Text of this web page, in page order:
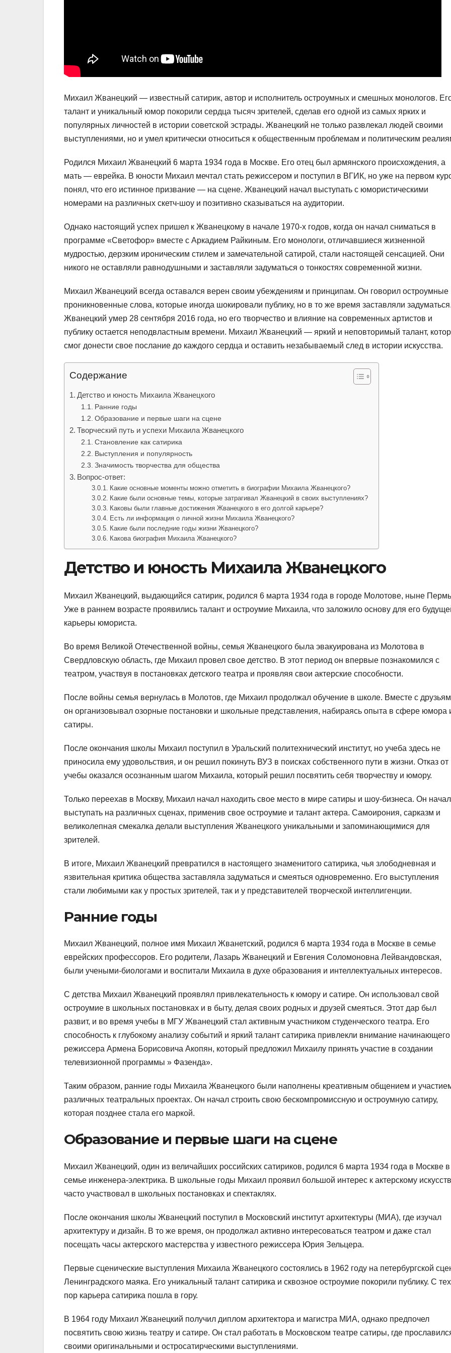
Михаил Жванецкий — известный сатирик, автор и исполнитель остроумных и смешных монологов.
талант и уникальный юмор покорили сердца тысяч зрителей, сделав его одной из самых ярких и
популярных личностей в истории советской эстрады. Жванецкий не только развлекал людей своими
выступлениями, но и умел критически относиться к общественным проблемам и политическим
Родился Михаил Жванецкий 6 марта 1934 года в Москве. Его отец был армянского происхождения, а
мать — еврейка. В юности Михаил мечтал стать режиссером и поступил в ВГИК, но уже на первом
понял, что его истинное призвание — на сцене. Жванецкий начал выступать с юмористическими
номерами на различных скетч-шоу и позитивно сказываться на аудитории.
Однако настоящий успех пришел к Жванецкому в начале 1970-х годов, когда он начал сниматься в
программе «Светофор» вместе с Аркадием Райкиным. Его монологи, отличавшиеся жизненной
мудростью, дерзким ироническим стилем и замечательной сатирой, стали настоящей сенсацией. Они
никого не оставляли равнодушными и заставляли задуматься о тонкостях современной жизни.
Михаил Жванецкий всегда оставался верен своим убеждениям и принципам. Он говорил остроумные
проникновенные слова, которые иногда шокировали публику, но в то же время заставляли
Жванецкий умер 28 сентября 2016 года, но его творчество и влияние на современных артистов и
публику остается неподвластным времени. Михаил Жванецкий — яркий и неповторимый талант,
смог донести свое послание до каждого сердца и оставить незабываемый след в истории искусства.
Содержание
Детство и юность Михаила Жванецкого
Ранние годы
Образование и первые шаги на сцене
Творческий путь и успехи Михаила Жванецкого
Становление как сатирика
Выступления и популярность
Значимость творчества для общества
Вопрос-ответ:
Какие основные моменты можно отметить в биографии Михаила Жванецкого?
Какие были основные темы, которые затрагивал Жванецкий в своих выступлениях?
Каковы были главные достижения Жванецкого в его долгой карьере?
Есть ли информация о личной жизни Михаила Жванецкого?
Какие были последние годы жизни Жванецкого?
Какова биография Михаила Жванецкого?
Детство и юность Михаила Жванецкого
Михаил Жванецкий, выдающийся сатирик, родился 6 марта 1934 года в городе Молотове, ныне
Уже в раннем возрасте проявились талант и остроумие Михаила, что заложило основу для его
карьеры юмориста.
Во время Великой Отечественной войны, семья Жванецкого была эвакуирована из Молотова в
Свердловскую область, где Михаил провел свое детство. В этот период он впервые познакомился с
театром, участвуя в постановках детского театра и проявляя свои актерские способности.
После войны семья вернулась в Молотов, где Михаил продолжал обучение в школе. Вместе с
он организовывал озорные постановки и школьные представления, набираясь опыта в сфере юмора
сатиры.
После окончания школы Михаил поступил в Уральский политехнический институт, но учеба здесь не
приносила ему удовольствия, и он решил покинуть ВУЗ в поисках собственного пути в жизни. Отказ от
учебы оказался осознанным шагом Михаила, который решил посвятить себя творчеству и юмору.
Только переехав в Москву, Михаил начал находить свое место в мире сатиры и шоу-бизнеса. Он начал
выступать на различных сценах, применив свое остроумие и талант актера. Самоирония, сарказм и
великолепная смекалка делали выступления Жванецкого уникальными и запоминающимися для
зрителей.
В итоге, Михаил Жванецкий превратился в настоящего знаменитого сатирика, чья злободневная и
язвительная критика общества заставляла задуматься и смеяться одновременно. Его выступления
стали любимыми как у простых зрителей, так и у представителей творческой интеллигенции.
Ранние годы
Михаил Жванецкий, полное имя Михаил Жванетский, родился 6 марта 1934 года в Москве в семье
еврейских профессоров. Его родители, Лазарь Жванецкий и Евгения Соломоновна Лейвандовская,
были учеными-биологами и воспитали Михаила в духе образования и интеллектуальных интересов.
С детства Михаил Жванецкий проявлял привлекательность к юмору и сатире. Он использовал свой
остроумие в школьных постановках и в быту, делая своих родных и друзей смеяться. Этот дар был
развит, и во время учебы в МГУ Жванецкий стал активным участником студенческого театра. Его
способность к глубокому анализу событий и яркий талант сатирика привлекли внимание начинающего
режиссера Армена Борисовича Акопян, который предложил Михаилу принять участие в создании
телевизионной программы » Фазенда».
Таким образом, ранние годы Михаила Жванецкого были наполнены креативным общением и
различных театральных проектах. Он начал строить свою бескомпромиссную и остроумную сатиру,
которая позднее стала его маркой.
Образование и первые шаги на сцене
Михаил Жванецкий, один из величайших российских сатириков, родился 6 марта 1934 года в Москве в
семье инженера-электрика. В школьные годы Михаил проявил большой интерес к актерскому
часто участвовал в школьных постановках и спектаклях.
После окончания школы Жванецкий поступил в Московский институт архитектуры (МИА), где изучал
архитектуру и дизайн. В то же время, он продолжал активно интересоваться театром и даже стал
посещать часы актерского мастерства у известного режиссера Юрия Зельцера.
Первые сценические выступления Михаила Жванецкого состоялись в 1962 году на петербургской
Ленинградского маяка. Его уникальный талант сатирика и сквозное остроумие покорили публику. С тех
пор карьера сатирика пошла в гору.
В 1964 году Михаил Жванецкий получил диплом архитектора и магистра МИА, однако предпочел
посвятить свою жизнь театру и сатире. Он стал работать в Московском театре сатиры, где
своими оригинальными и остросатирческими выступлениями.